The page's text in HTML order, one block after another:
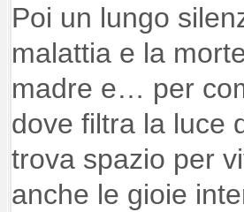
Poi un lungo
malattia e la
madre e… per
dove filtra la luce
trova spazio per
anche le gioie